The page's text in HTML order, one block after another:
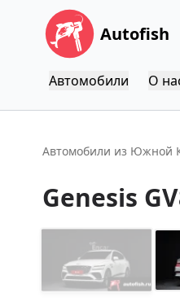
Autofish
Автомобили О
Автомобили из Южной
Genesis